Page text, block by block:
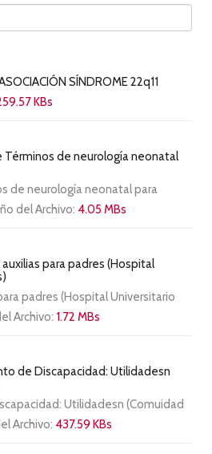
SÍNDROME 22q11
KBs
Términos de neurología neonatal
de neurología neonatal para
del Archivo: 4.05 MBs
para padres (Hospital
padres (Hospital Universitario
Archivo: 1.72 MBs
de Discapacidad: Utilidadesn
Utilidadesn (Comuidad
Archivo: 437.59 KBs